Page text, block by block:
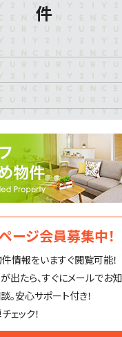
件
ージ会員募集中！
情報をいますぐ閲覧可能！
出たら、すぐにメールでお知
。安心サポート付き！
ェック！